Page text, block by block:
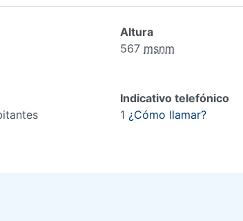
Altura
567 msnm
Indicativo telefónico
1 ¿Cómo llamar?